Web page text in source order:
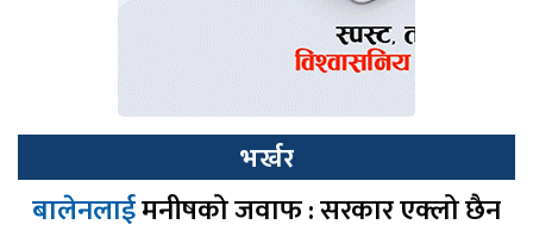
भर्खर
बालेनलाईमनीषको जवाफ : सरकार एक्लो छैन